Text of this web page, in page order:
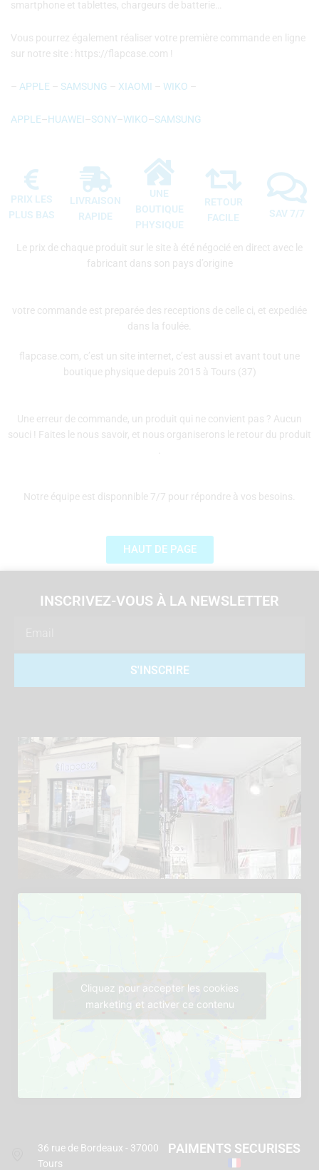
smartphone et tablettes, chargeurs de batterie…
Vous pourrez également réaliser votre première commande en ligne
sur notre site : https://flapcase.com !
– APPLE – SAMSUNG – XIAOMI – WIKO –
APPLE–HUAWEI–SONY–WIKO–SAMSUNG
PRIX LES
PLUS BAS
LIVRAISON
RAPIDE
UNE
BOUTIQUE
PHYSIQUE
RETOUR
FACILE
SAV 7/7
Le prix de chaque produit sur le site à été négocié en direct avec le
fabricant dans son pays d’origine
votre commande est preparée des receptions de celle ci, et expediée
dans la foulée.
flapcase.com, c’est un site internet, c’est aussi et avant tout une
boutique physique depuis 2015 à Tours (37)
Une erreur de commande, un produit qui ne convient pas ? Aucun
souci ! Faites le nous savoir, et nous organiserons le retour du produit
Notre équipe est disponnible 7/7 pour répondre à vos besoins.
HAUT DE PAGE
INSCRIVEZ-VOUS À LA NEWSLETTER
S'INSCRIRE
Cliquez pour accepter les cookies
marketing et activer ce contenu
36 rue de Bordeaux - 37000
Tours
PAIMENTS SECURISES